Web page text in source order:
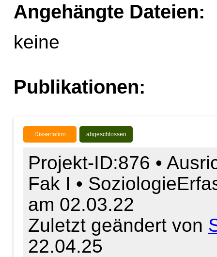
Angehängte Dateien:
keine
Publikationen:
Dissertation abgeschlossen
Projekt-ID:876 •
Fak I • Soziologie
am 02.03.22
Zuletzt geändert von
22.04.25